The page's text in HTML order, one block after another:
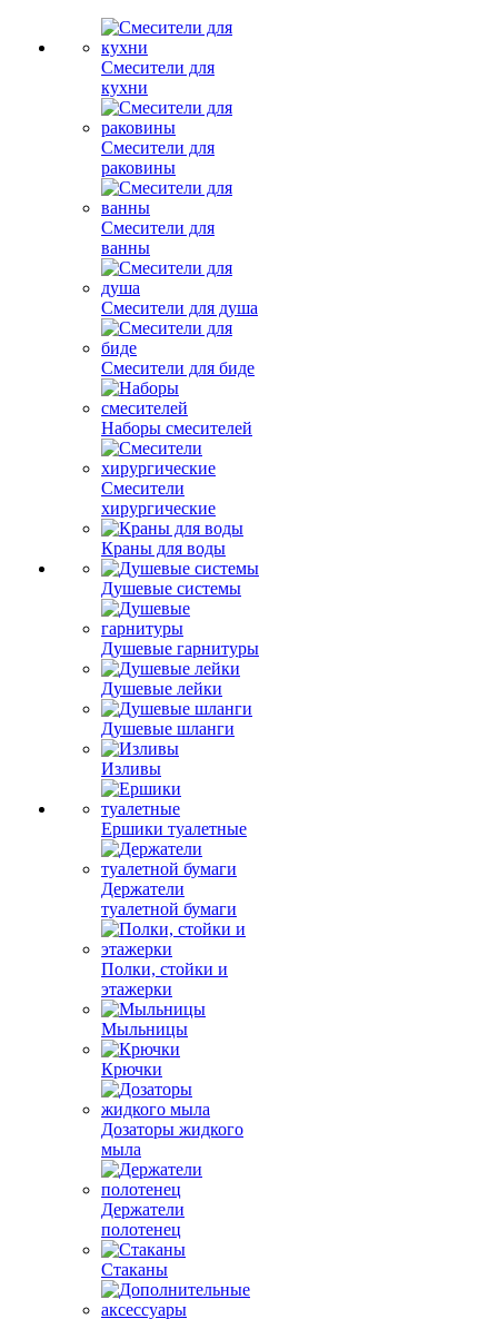
Смесители для
кухни
Смесители для
раковины
Смесители для
ванны
Смесители для душа
Смесители для биде
Наборы смесителей
Смесители
хирургические
Краны для воды
Душевые системы
Душевые гарнитуры
Душевые лейки
Душевые шланги
Изливы
Ершики туалетные
Держатели
туалетной бумаги
Полки, стойки и
этажерки
Мыльницы
Крючки
Дозаторы жидкого
мыла
Держатели
полотенец
Стаканы